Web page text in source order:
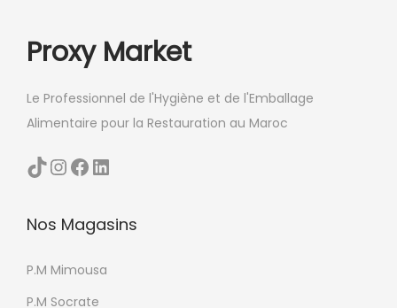
Proxy Market
Le Professionnel de l'Hygiène et de l'Emballage
Alimentaire pour la Restauration au Maroc
TikTok InstagramFacebook LinkedIn
Nos Magasins
P.M Mimousa
P.M Socrate